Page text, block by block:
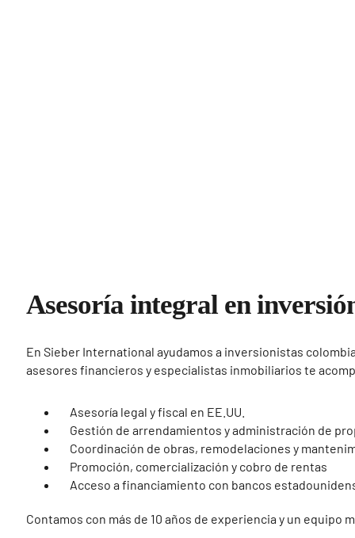
Asesoría integral en
En Sieber International ayudamos a inversionistas
asesores financieros y especialistas inmobiliarios te
Asesoría legal y fiscal en EE.UU.
Gestión de arrendamientos y administración de
Coordinación de obras, remodelaciones y
Promoción, comercialización y cobro de rentas
Acceso a financiamiento con bancos
Contamos con más de 10 años de experiencia y un